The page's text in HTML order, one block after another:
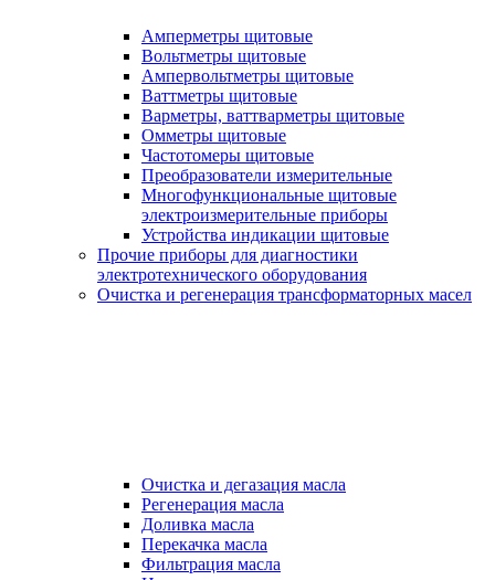
Амперметры щитовые
Вольтметры щитовые
Ампервольтметры щитовые
Ваттметры щитовые
Варметры, ваттварметры щитовые
Омметры щитовые
Частотомеры щитовые
Преобразователи измерительные
Многофункциональные щитовые
электроизмерительные приборы
Устройства индикации щитовые
Прочие приборы для диагностики
электротехнического оборудования
Очистка и регенерация трансформаторных масел
Очистка и дегазация масла
Регенерация масла
Доливка масла
Перекачка масла
Фильтрация масла